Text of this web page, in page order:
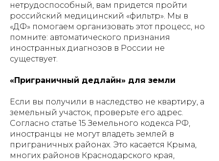
нетрудоспособный, вам придется пройти
российский медицинский «фильтр». Мы в
«ДФ» помогаем организовать этот процесс, но
помните: автоматического признания
иностранных диагнозов в России не
существует.
«Приграничный дедлайн» для земли
Если вы получили в наследство не квартиру, а
земельный участок, проверьте его адрес.
Согласно статье 15 Земельного кодекса РФ,
иностранцы не могут владеть землей в
приграничных районах. Это касается Крыма,
многих районов Краснодарского края,